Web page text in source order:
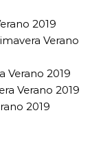
2019
Verano
Verano 2019
Verano 2019
2019